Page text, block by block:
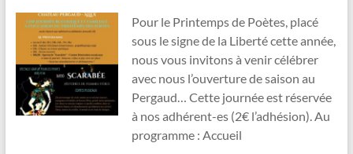
Pour le Printemps de Poètes, placé
sous le signe de la Liberté cette année,
nous vous invitons à venir célébrer
avec nous l’ouverture de saison au
Pergaud… Cette journée est réservée
à nos adhérent-es (2€ l’adhésion). Au
programme : Accueil